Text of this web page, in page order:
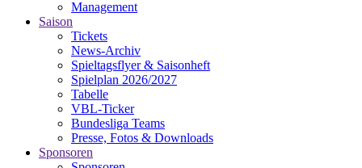
Management
Saison
Tickets
News-Archiv
Spieltagsflyer & Saisonheft
Spielplan 2026/2027
Tabelle
VBL-Ticker
Bundesliga Teams
Presse, Fotos & Downloads
Sponsoren